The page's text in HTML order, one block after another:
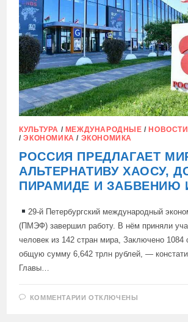
КУЛЬТУРА / МЕЖДУНАРОДНЫЕ /НОВОСТИ
/ЭКОНОМИКА / ЭКОНОМИКА
РОССИЯ ПРЕДЛАГАЕТ
АЛЬТЕРНАТИВУ ХАОСУ,
ПИРАМИДЕ И ЗАБВЕНИЮ
29-й Петербургский международный
(ПМЭФ) завершил работу. В нём приняли
человек из 142 стран мира, Заключено 1084
общую сумму 6,642 трлн рублей, —
Главы…
КОММЕНТАРИИ К
ОТКЛЮЧЕНЫ